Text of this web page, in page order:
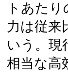
トあた
力は従来
いう。現
相当な高